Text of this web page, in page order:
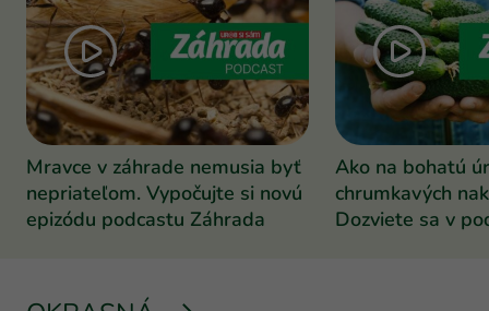
Mravce v záhrade nemusia byť
nepriateľom. Vypočujte si novú
epizódu podcastu Záhrada
Ako na bohatú
chrumkavých
Dozviete sa v